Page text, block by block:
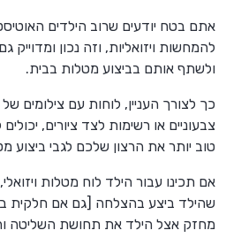
אתם בטח יודעים שרוב הילדים
להמחשות ויזואליות, וזה נכון ומדוייק
ולשתף אותם בביצוע מטלות בבית.
כך לצורך העניין, לוחות עם צילומים
צבעוניים או רשימות לצד ציורים,
טוב יותר את הרצון שלכם לגבי ביצוע
אם תכינו עבור הילד לוח מטלות
מחזק אצל הילד את תחושת השליטה